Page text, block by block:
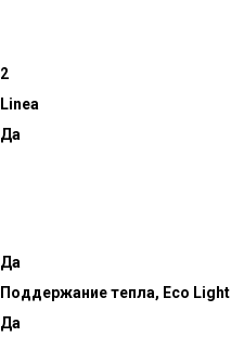
2
Linea
Да
Да
Поддержание тепла, Eco Light
Да